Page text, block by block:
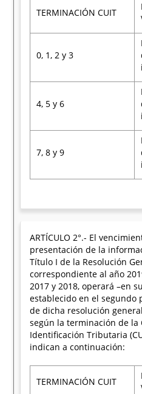
TERMINACIÓN CUIT
0, 1, 2 y 3
4, 5 y 6
7, 8 y 9
ARTÍCULO 2°.- El
presentación de la
Título I de la Resolución
correspondiente al año
2017 y 2018, operará –en
establecido en el segundo
de dicha resolución
según la terminación de la
Identificación Tributaria
indican a continuación:
TERMINACIÓN CUIT